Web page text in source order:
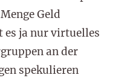
Geld
es ja nur virtuelles
an der
spekulieren